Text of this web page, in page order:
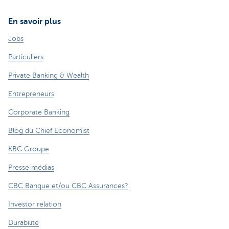
En savoir plus
Jobs
Particuliers
Private Banking & Wealth
Entrepreneurs
Corporate Banking
Blog du Chief Economist
KBC Groupe
Presse médias
CBC Banque et/ou CBC Assurances?
Investor relation
Durabilité